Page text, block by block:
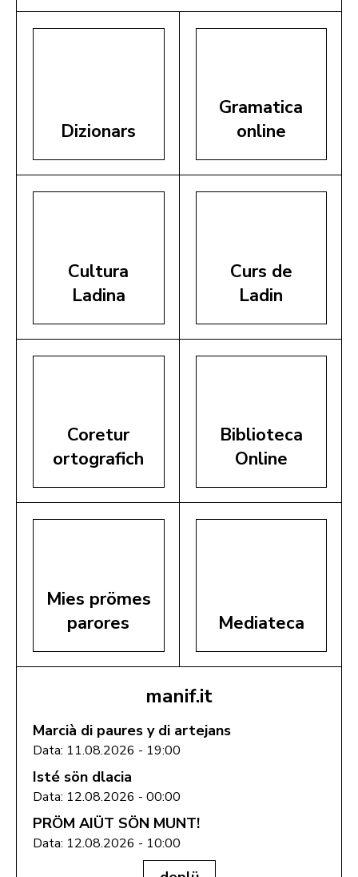
Dizionars
Gramatica
online
Cultura
Ladina
Curs de
Ladin
Coretur
ortografich
Biblioteca
Online
Mies prömes
parores
Mediateca
manif.it
Marcià di paures y di artejans
Data: 11.08.2026 - 19:00
Isté sön dlacia
Data: 12.08.2026 - 00:00
PRÖM AIÜT SÖN MUNT!
Data: 12.08.2026 - 10:00